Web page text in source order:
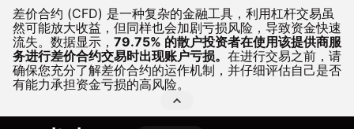
差价合约 (CFD) 是一种复杂的金融工具，利用杠杆交易虽
然可能放大收益，但同样也会加剧亏损风险，导致资金快速
流失。 数据显示， 79.75% 的散户投资者在使用该提供商服
务进行差价合约交易时出现账户亏损。 在进行交易之前，请
确保您充分了解差价合约的运作机制，并仔细评估自己是否
有能力承担资金亏损的高风险。